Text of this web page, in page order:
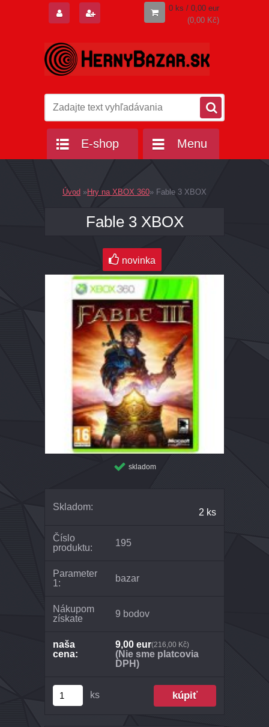
0 ks / 0,00 eur
(0,00 Kč)
E-shop Menu
Úvod »Hry na XBOX 360» Fable 3 XBOX
Fable 3 XBOX
novinka
skladom
Skladom:
2 ks
Číslo
produktu:
195
Parameter
1:
bazar
Nákupom
získate
9 bodov
naša
cena:
9,00 eur(216,00 Kč)
(Nie sme platcovia
DPH)
ks